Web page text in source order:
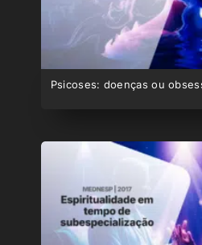
Psicoses: doenças ou